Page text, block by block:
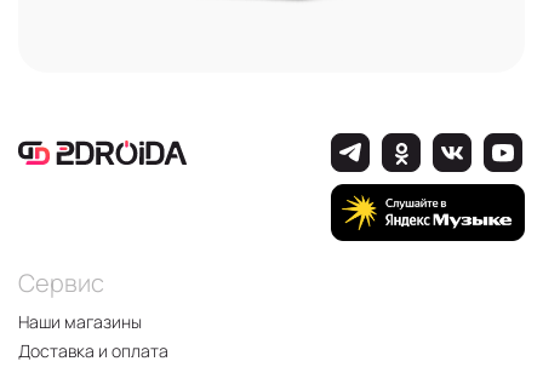
Сервис
Наши магазины
Доставка и оплата